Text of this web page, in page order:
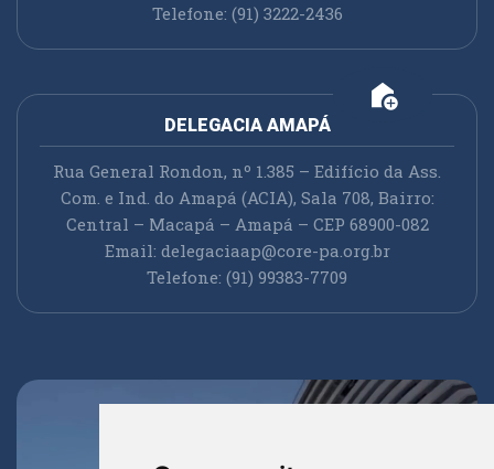
Telefone: (91) 3222-2436
add_home
DELEGACIA AMAPÁ
Rua General Rondon, nº 1.385 – Edifício da Ass.
Com. e Ind. do Amapá (ACIA), Sala 708, Bairro:
Central – Macapá – Amapá – CEP 68900-082
Email: delegaciaap@core-pa.org.br
Telefone: (91) 99383-7709